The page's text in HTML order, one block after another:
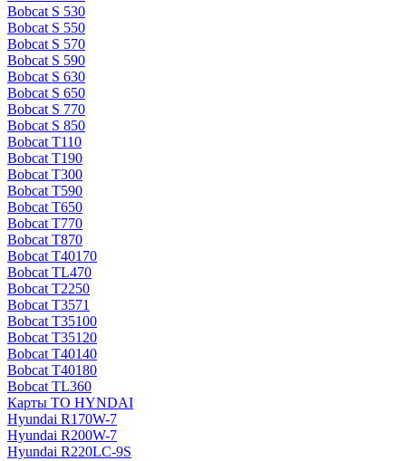
Bobcat S 530
Bobcat S 550
Bobcat S 570
Bobcat S 590
Bobcat S 630
Bobcat S 650
Bobcat S 770
Bobcat S 850
Bobcat T110
Bobcat T190
Bobcat T300
Bobcat T590
Bobcat T650
Bobcat T770
Bobcat T870
Bobcat T40170
Bobcat TL470
Bobcat Т2250
Bobcat Т3571
Bobcat Т35100
Bobcat Т35120
Bobcat Т40140
Bobcat Т40180
Bobcat ТL360
Карты ТО HYNDAI
Hyundai R170W-7
Hyundai R200W-7
Hyundai R220LC-9S